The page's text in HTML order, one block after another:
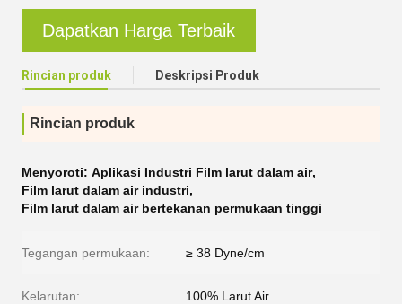
Dapatkan Harga Terbaik
Rincian produk Deskripsi Produk
Rincian produk
Menyoroti: Aplikasi Industri Film larut dalam air,
Film larut dalam air industri,
Film larut dalam air bertekanan permukaan tinggi
Tegangan permukaan: ≥ 38 Dyne/cm
Kelarutan: 100% Larut Air